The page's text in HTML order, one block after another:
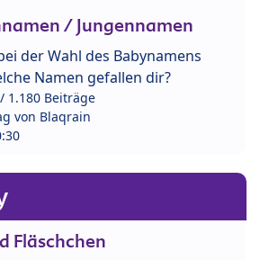
/ Jungennamen
der Wahl des Babynamens
Namen gefallen dir?
1.180 Beiträge
von Blaqrain
Fläschchen